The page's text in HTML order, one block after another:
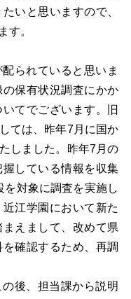
いと思いますので、
す。
られていると思いま
保有状況調査にかか
てでございます。旧
ては、昨年7月に国か
しました。昨年7月の
している情報を収集
対象に調査を実施し
江学園において新た
えまして、改めて県
確認するため、再調
後、担当課から説明